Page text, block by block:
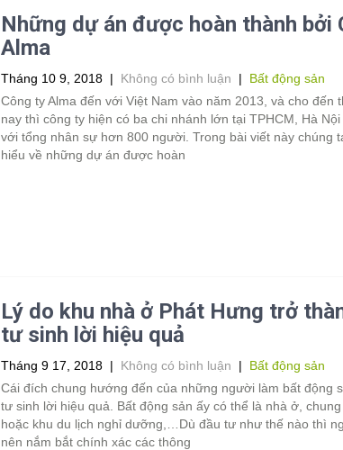
Những dự án được hoàn thành bởi
Alma
Tháng 10 9, 2018 | Không có bình luận | Bất động sản
Công ty Alma đến với Việt Nam vào năm 2013, và cho đến
nay thì công ty hiện có ba chi nhánh lớn tại TPHCM, Hà
với tổng nhân sự hơn 800 người. Trong bài viết này chúng
hiểu về những dự án được hoàn
Lý do khu nhà ở Phát Hưng trở
tư sinh lời hiệu quả
Tháng 9 17, 2018 | Không có bình luận | Bất động sản
Cái đích chung hướng đến của những người làm bất động
tư sinh lời hiệu quả. Bất động sản ấy có thể là nhà ở,
hoặc khu du lịch nghỉ dưỡng,…Dù đầu tư như thế nào thì
nên nắm bắt chính xác các thông